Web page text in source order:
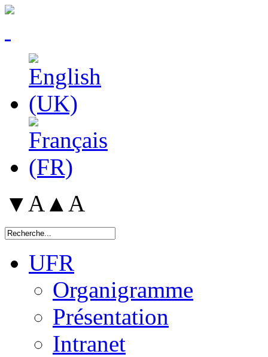
▼A ▲A
UFR
Organigramme
Présentation
Intranet